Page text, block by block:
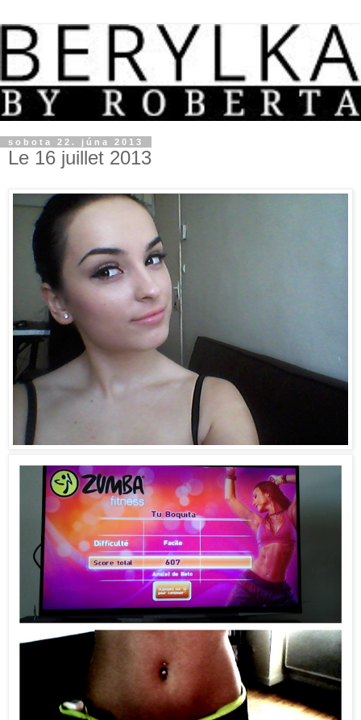
sobota 22. júna 2013
Le 16 juillet 2013